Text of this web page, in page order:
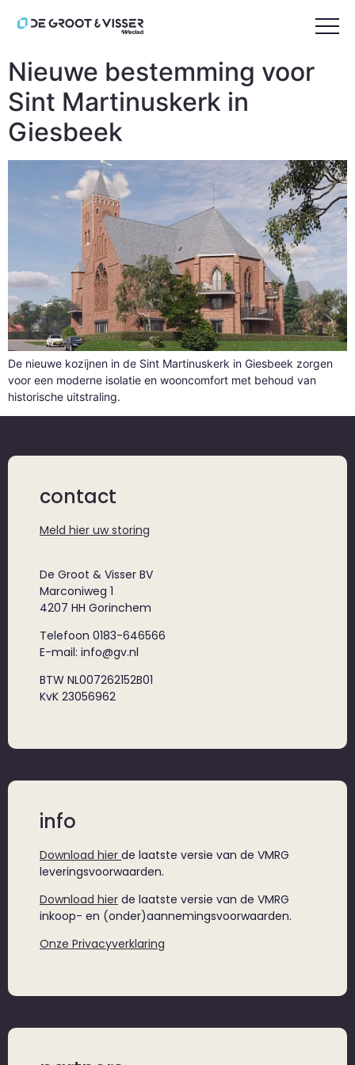
Tag:Weever Bouw
Nieuwe bestemming voor
Sint Martinuskerk in
Giesbeek
De nieuwe kozijnen in de Sint Martinuskerk in Giesbeek zorgen
voor een moderne isolatie en wooncomfort met behoud van
historische uitstraling.
contact
Meld hier uw storing
De Groot & Visser BV
Marconiweg 1
4207 HH Gorinchem
Telefoon 0183-646566
E-mail: info@gv.nl
BTW NL007262152B01
KvK 23056962
info
Download hier de laatste versie van de VMRG
leveringsvoorwaarden.
Download hier de laatste versie van de VMRG
inkoop- en (onder)aannemingsvoorwaarden.
Onze Privacyverklaring